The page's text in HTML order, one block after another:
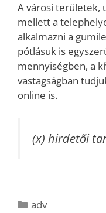
A városi területek,
mellett a
alkalmazni a
pótlásuk is
mennyiségben, a
vastagságban
online is.
(x) hirdetői
Kategória
adv